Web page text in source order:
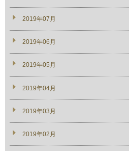
2019年07月
2019年06月
2019年05月
2019年04月
2019年03月
2019年02月